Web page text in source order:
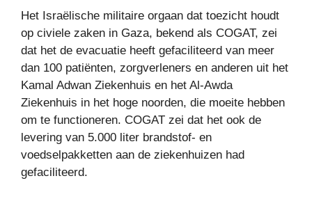
Het Israëlische militaire orgaan dat toezicht houdt
op civiele zaken in Gaza, bekend als COGAT, zei
dat het de evacuatie heeft gefaciliteerd van meer
dan 100 patiënten, zorgverleners en anderen uit het
Kamal Adwan Ziekenhuis en het Al-Awda
Ziekenhuis in het hoge noorden, die moeite hebben
om te functioneren. COGAT zei dat het ook de
levering van 5.000 liter brandstof- en
voedselpakketten aan de ziekenhuizen had
gefaciliteerd.